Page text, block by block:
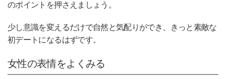
のポイントを押さえましょう。
少し意識を変えるだけで自然と気配りができ、きっと素敵な
初デートになるはずです。
女性の表情をよくみる